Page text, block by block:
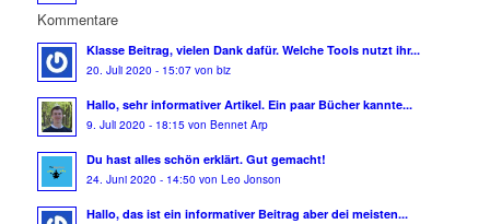
Kommentare
Klasse Beitrag, vielen Dank dafür. Welche Tools nutzt ihr...
20. Juli 2020 - 15:07 von biz
Hallo, sehr informativer Artikel. Ein paar Bücher kannte...
9. Juli 2020 - 18:15 von Bennet Arp
Du hast alles schön erklärt. Gut gemacht!
24. Juni 2020 - 14:50 von Leo Jonson
Hallo, das ist ein informativer Beitrag aber dei meisten...